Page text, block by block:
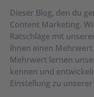
Dieser Blog, den du
Content Marketing.
Ratschläge mit
ihnen einen
Mehrwert lernen
kennen und
Einstellung zu